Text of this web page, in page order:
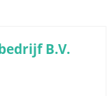
B.V.